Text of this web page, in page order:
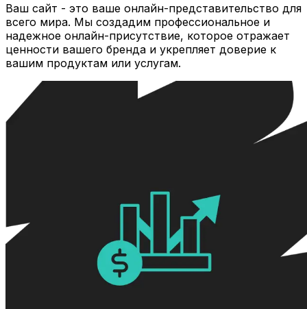
Ваш сайт - это ваше онлайн-представительство для
всего мира. Мы создадим профессиональное и
надежное онлайн-присутствие, которое отражает
ценности вашего бренда и укрепляет доверие к
вашим продуктам или услугам.